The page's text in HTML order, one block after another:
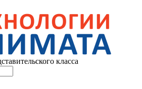
класса